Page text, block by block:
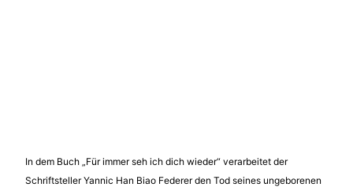
In dem Buch „Für immer seh ich dich wieder“ verarbeitet der
Schriftsteller Yannic Han Biao Federer den Tod seines ungeborenen